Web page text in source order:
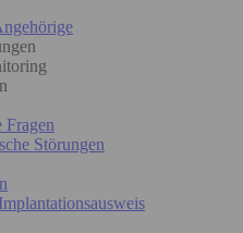
Fragen
Störungen